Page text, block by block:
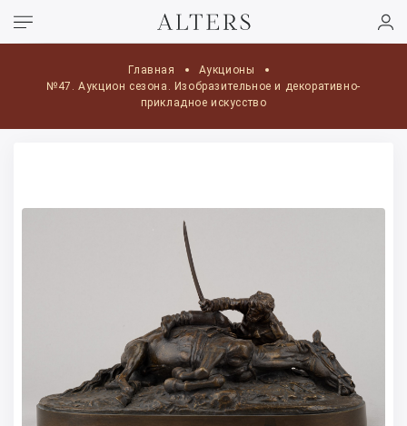
Главная
Аукционы
№47. Аукцион сезона. Изобразительное и декоративно-
прикладное искусство